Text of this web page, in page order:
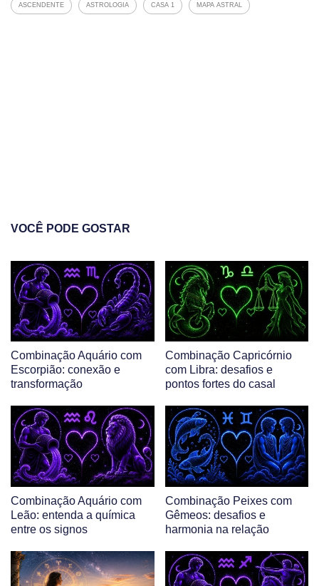
ASCENDENTE ASTROLOGIA CASA 1 MAPA ASTRAL
VOCÊ PODE GOSTAR
Combinação Aquário com
Escorpião: conexão e
transformação
Combinação Capricórnio
com Libra: desafios e
pontos fortes do casal
Combinação Aquário com
Leão: entenda a química
entre os signos
Combinação Peixes com
Gêmeos: desafios e
harmonia na relação